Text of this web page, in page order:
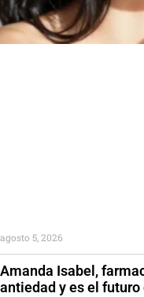
Amanda Isabel,
antiedad y es el futuro
agosto 5, 2026